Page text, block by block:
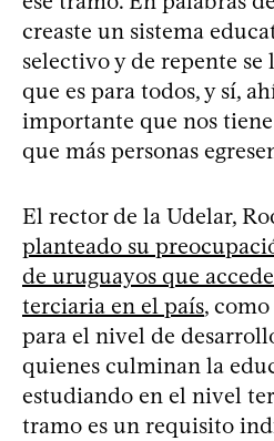
creaste un sistema
selectivo y de repente se
que es para todos, y sí,
importante que nos
que más personas
El rector de la Udelar,
planteado su
de uruguayos que
terciaria en el país,
para el nivel de
quienes culminan la
estudiando en el nivel
tramo es un requisito